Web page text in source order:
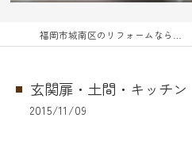
玄関扉・土間・キッチン
2015/11/09